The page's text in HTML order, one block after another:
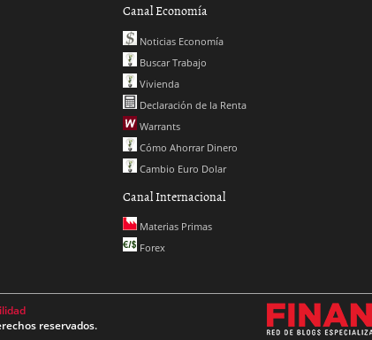
Canal Economía
Noticias Economía
Buscar Trabajo
Vivienda
Declaración de la Renta
Warrants
Cómo Ahorrar Dinero
Cambio Euro Dolar
Canal Internacional
Materias Primas
Forex
reservados.